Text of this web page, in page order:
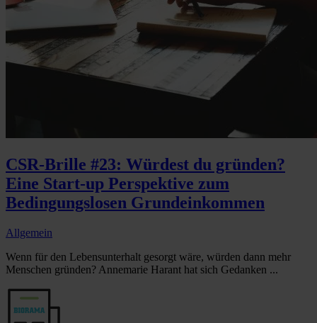
CSR-Brille #23: Würdest du gründen?
Eine Start-up Perspektive zum
Bedingungslosen Grundeinkommen
Allgemein
Wenn für den Lebensunterhalt gesorgt wäre, würden dann mehr
Menschen gründen? Annemarie Harant hat sich Gedanken ...